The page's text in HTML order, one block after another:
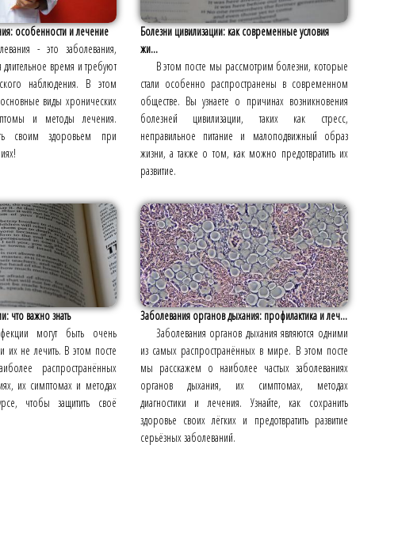
особенности и лечение
- это заболевания,
время и требуют
наблюдения. В этом
виды хронических
и методы лечения.
своим здоровьем при
Болезни цивилизации: как современные условия
жи...
В этом посте мы рассмотрим болезни, которые
стали особенно распространены в современном
обществе. Вы узнаете о причинах возникновения
болезней цивилизации, таких как стресс,
неправильное питание и малоподвижный образ
жизни, а также о том, как можно предотвратить их
развитие.
что важно знать
могут быть очень
их не лечить. В этом посте
распространённых
их симптомах и методах
чтобы защитить своё
Заболевания органов дыхания: профилактика и леч...
Заболевания органов дыхания являются одними
из самых распространённых в мире. В этом посте
мы расскажем о наиболее частых заболеваниях
органов дыхания, их симптомах, методах
диагностики и лечения. Узнайте, как сохранить
здоровье своих лёгких и предотвратить развитие
серьёзных заболеваний.